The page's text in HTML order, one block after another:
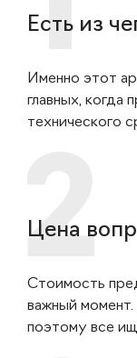
Есть из
Именно этот
главных, когда
технического
Цена
Стоимость
важный момент.
поэтому все